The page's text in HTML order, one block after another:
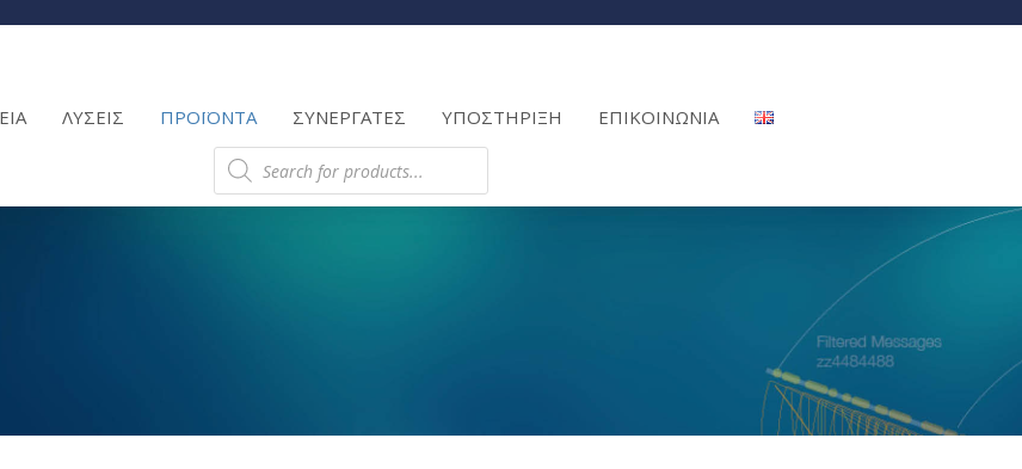
ΛΥΣΕΙΣ ΠΡΟΪΟΝΤΑ ΣΥΝΕΡΓΑΤΕΣ ΥΠΟΣΤΗΡΙΞΗ ΕΠΙΚΟΙΝΩΝΙΑ
Products
search
Products